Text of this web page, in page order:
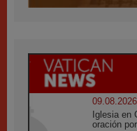
09.08.2026
Iglesia en
oración